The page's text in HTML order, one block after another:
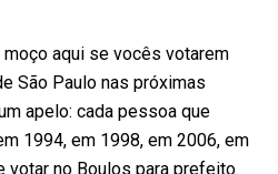
aqui se vocês votarem
São Paulo nas próximas
apelo: cada pessoa que
1994, em 1998, em 2006, em
votar no Boulos para prefeito